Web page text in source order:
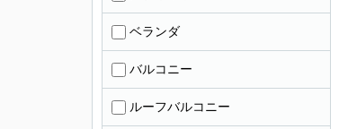
ベランダ
バルコニー
ルーフバルコニー